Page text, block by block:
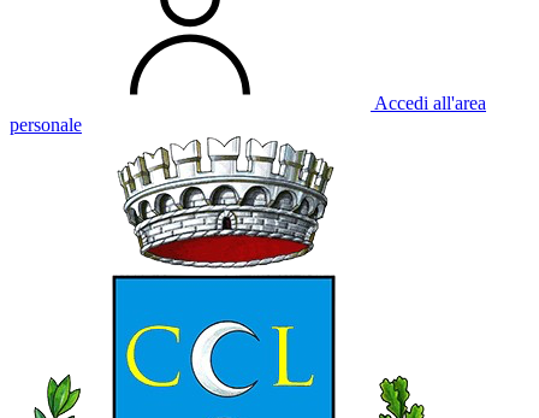
Accedi all'area
personale